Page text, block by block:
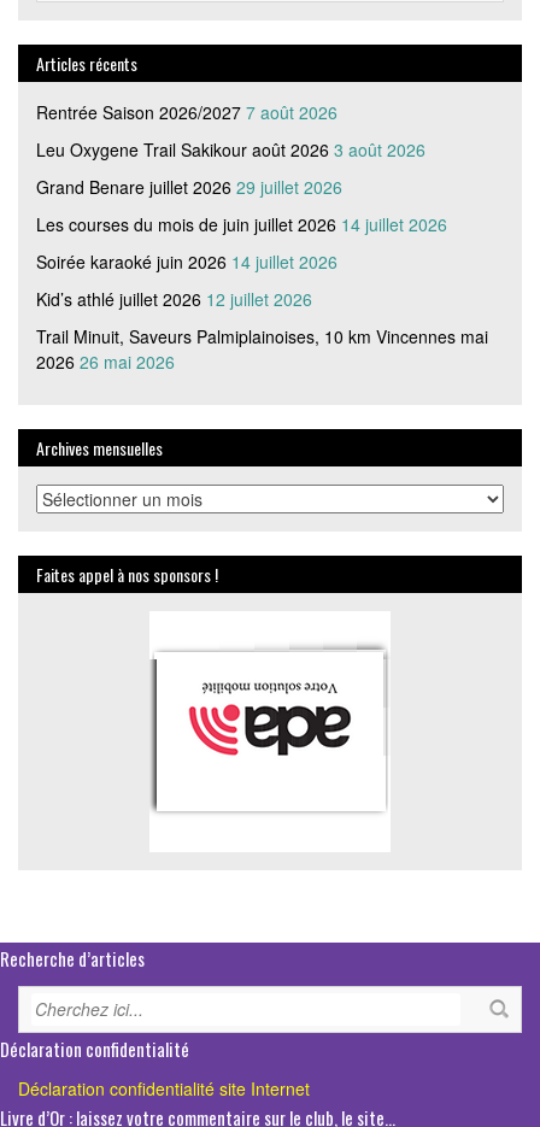
Articles récents
Rentrée Saison 2026/2027 7 août 2026
Leu Oxygene Trail Sakikour août 2026 3 août 2026
Grand Benare juillet 2026 29 juillet 2026
Les courses du mois de juin juillet 2026 14 juillet 2026
Soirée karaoké juin 2026 14 juillet 2026
Kid’s athlé juillet 2026 12 juillet 2026
Trail Minuit, Saveurs Palmiplainoises, 10 km Vincennes mai
2026 26 mai 2026
Archives mensuelles
Archives
Faites appel à nos sponsors !
Recherche d’articles
Déclaration confidentialité
Déclaration confidentialité site Internet
Livre d’Or : laissez votre commentaire sur le club, le site…